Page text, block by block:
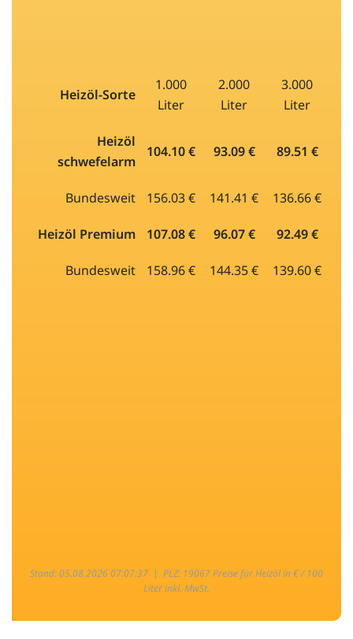
Heizöl-Sorte
1.000
Liter
2.000
Liter
3.000
Liter
Heizöl
schwefelarm
104.10 € 93.09 € 89.51 €
Bundesweit 156.03 € 141.41 € 136.66 €
Heizöl Premium 107.08 € 96.07 € 92.49 €
Bundesweit 158.96 € 144.35 € 139.60 €
Stand: 05.08.2026 07:07:37 | PLZ: 19067 Preise für Heizöl in € / 100
Liter inkl. MwSt.